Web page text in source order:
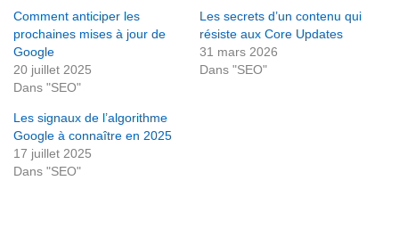
Comment anticiper les
prochaines mises à jour de
Google
20 juillet 2025
Dans "SEO"
Les secrets d’un contenu qui
résiste aux Core Updates
31 mars 2026
Dans "SEO"
Les signaux de l’algorithme
Google à connaître en 2025
17 juillet 2025
Dans "SEO"